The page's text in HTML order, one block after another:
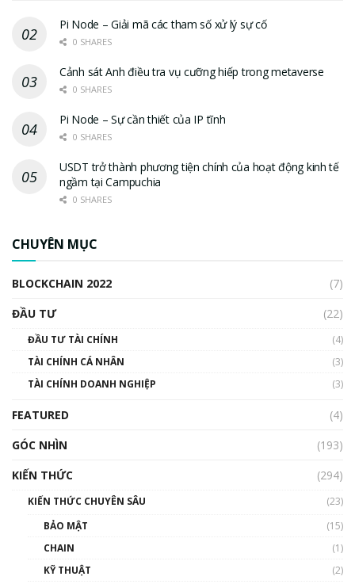
Pi Node – Giải mã các tham số xử lý sự cố
0 SHARES
Cảnh sát Anh điều tra vụ cưỡng hiếp trong metaverse
0 SHARES
Pi Node – Sự cần thiết của IP tĩnh
0 SHARES
USDT trở thành phương tiện chính của hoạt động kinh tế
ngầm tại Campuchia
0 SHARES
CHUYÊN MỤC
BLOCKCHAIN 2022
(7)
ĐẦU TƯ
(22)
ĐẦU TƯ TÀI CHÍNH
(4)
TÀI CHÍNH CÁ NHÂN
(3)
TÀI CHÍNH DOANH NGHIỆP
(3)
FEATURED
(4)
GÓC NHÌN
(193)
KIẾN THỨC
(294)
KIẾN THỨC CHUYÊN SÂU
(23)
BẢO MẬT
(15)
CHAIN
(1)
KỸ THUẬT
(2)